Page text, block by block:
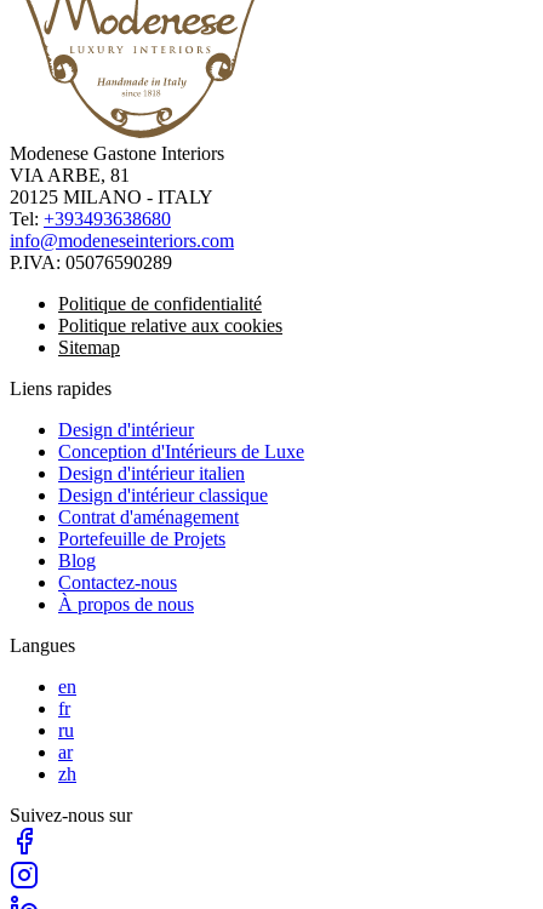
Modenese Gastone Interiors
VIA ARBE, 81
20125 MILANO - ITALY
Tel: +393493638680
info@modeneseinteriors.com
P.IVA: 05076590289
Politique de confidentialité
Politique relative aux cookies
Sitemap
Liens rapides
Design d'intérieur
Conception d'Intérieurs de Luxe
Design d'intérieur italien
Design d'intérieur classique
Contrat d'aménagement
Portefeuille de Projets
Blog
Contactez-nous
À propos de nous
Langues
en
fr
ru
ar
zh
Suivez-nous sur